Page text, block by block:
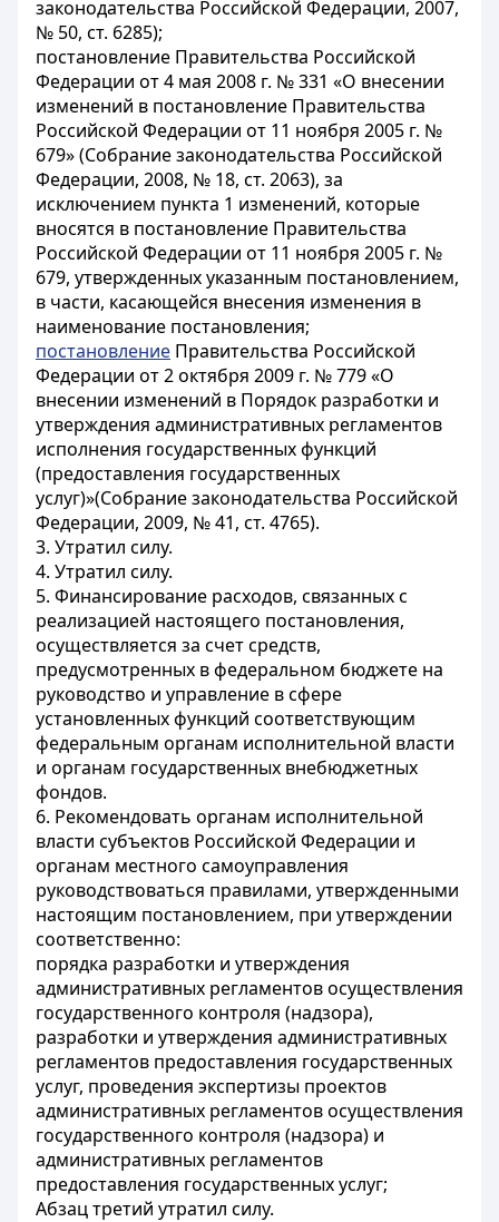
законодательства Российской Федерации, 2007,
№ 50, ст. 6285);
постановление Правительства Российской
Федерации от 4 мая 2008 г. № 331 «О внесении
изменений в постановление Правительства
Российской Федерации от 11 ноября 2005 г. №
679» (Собрание законодательства Российской
Федерации, 2008, № 18, ст. 2063), за
исключением пункта 1 изменений, которые
вносятся в постановление Правительства
Российской Федерации от 11 ноября 2005 г. №
679, утвержденных указанным постановлением,
в части, касающейся внесения изменения в
наименование постановления;
постановление Правительства Российской
Федерации от 2 октября 2009 г. № 779 «О
внесении изменений в Порядок разработки и
утверждения административных регламентов
исполнения государственных функций
(предоставления государственных
услуг)»(Собрание законодательства Российской
Федерации, 2009, № 41, ст. 4765).
3. Утратил силу.
4. Утратил силу.
5. Финансирование расходов, связанных с
реализацией настоящего постановления,
осуществляется за счет средств,
предусмотренных в федеральном бюджете на
руководство и управление в сфере
установленных функций соответствующим
федеральным органам исполнительной власти
и органам государственных внебюджетных
фондов.
6. Рекомендовать органам исполнительной
власти субъектов Российской Федерации и
органам местного самоуправления
руководствоваться правилами, утвержденными
настоящим постановлением, при утверждении
соответственно:
порядка разработки и утверждения
административных регламентов осуществления
государственного контроля (надзора),
разработки и утверждения административных
регламентов предоставления государственных
услуг, проведения экспертизы проектов
административных регламентов осуществления
государственного контроля (надзора) и
административных регламентов
предоставления государственных услуг;
Абзац третий утратил силу.